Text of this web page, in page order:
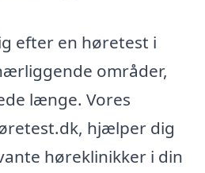
efter en høretest i
områder,
længe. Vores
hjælper dig
høreklinikker i din